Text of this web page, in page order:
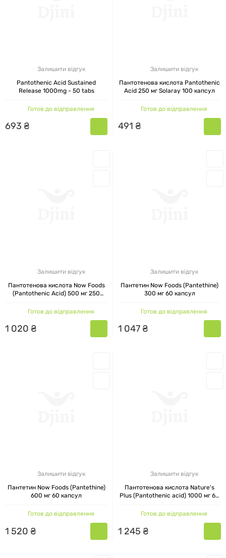
Залишити відгук
Pantothenic Acid Sustained
Release 1000mg - 50 tabs
Готов до відправлення
693 ₴
Залишити відгук
Пантотенова кислота Pantothenic
Acid 250 мг Solaray 100 капсул
Готов до відправлення
491 ₴
Залишити відгук
Пантотенова кислота Now Foods
(Pantothenic Acid) 500 мг 250
Готов до відправлення
1 020 ₴
Залишити відгук
Пантетин Now Foods (Pantethine)
300 мг 60 капсул
Готов до відправлення
1 047₴
Залишити відгук
Пантетин Now Foods (Pantethine)
600 мг 60 капсул
Готов до відправлення
1 520 ₴
Залишити відгук
Пантотенова кислота Nature's
Plus (Pantothenic acid) 1000 мг 60
Готов до відправлення
1 245 ₴